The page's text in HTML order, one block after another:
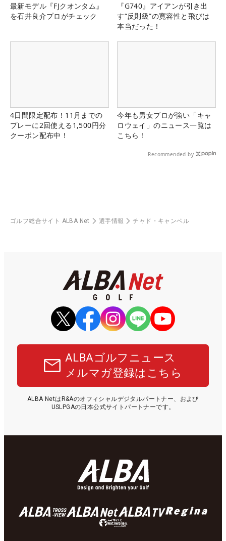
最新モデル『FJクオンタム』
を石井良介プロがチェック
『G740』アイアンが引き出
す“反則級”の寛容性と飛びは
本当だった！
4日間限定配布！11月までの
プレーに2回使える1,500円分
クーポン配布中！
今年も男女プロが強い「キャ
ロウェイ」のニュース一覧は
こちら！
Recommended by
ゴルフ総合サイト ALBA Net 選手情報 チャド・キャンベル
ALBAゴルフニュース
メルマガ登録はこちら
ALBA NetはR&Aのオフィシャルデジタルパートナー、および
USLPGAの日本公式サイトパートナーです。